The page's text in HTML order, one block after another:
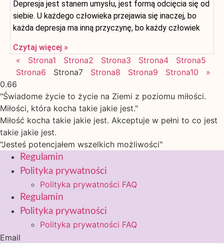
Depresja jest stanem umysłu, jest formą odcięcia się od
siebie. U każdego człowieka przejawia się inaczej, bo
każda depresja ma inną przyczynę, bo każdy człowiek
Czytaj więcej »
« Strona1 Strona2 Strona3 Strona4 Strona5
Strona6 Strona7 Strona8 Strona9 Strona10 »
"Świadome życie to życie na Ziemi z poziomu miłości.
Miłości, która kocha takie jakie jest."
Miłość kocha takie jakie jest. Akceptuje w pełni to co jest
takie jakie jest.
"Jesteś potencjałem wszelkich możliwości"
Regulamin
Polityka prywatności
Polityka prywatności FAQ
Regulamin
Polityka prywatności
Polityka prywatności FAQ
Email